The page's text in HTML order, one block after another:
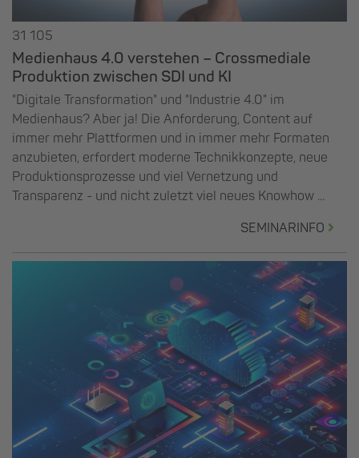
31 105
Medienhaus 4.0 verstehen – Crossmediale
Produktion zwischen SDI und KI
"Digitale Transformation" und "Industrie 4.0" im
Medienhaus? Aber ja! Die Anforderung, Content auf
immer mehr Plattformen und in immer mehr Formaten
anzubieten, erfordert moderne Technikkonzepte, neue
Produktionsprozesse und viel Vernetzung und
Transparenz - und nicht zuletzt viel neues Knowhow ...
SEMINARINFO